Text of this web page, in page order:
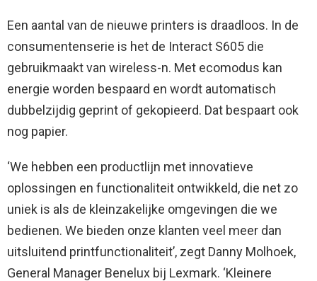
Een aantal van de nieuwe printers is draadloos. In de
consumentenserie is het de Interact S605 die
gebruikmaakt van wireless-n. Met ecomodus kan
energie worden bespaard en wordt automatisch
dubbelzijdig geprint of gekopieerd. Dat bespaart ook
nog papier.
‘We hebben een productlijn met innovatieve
oplossingen en functionaliteit ontwikkeld, die net zo
uniek is als de kleinzakelijke omgevingen die we
bedienen. We bieden onze klanten veel meer dan
uitsluitend printfunctionaliteit’, zegt Danny Molhoek,
General Manager Benelux bij Lexmark. ‘Kleinere